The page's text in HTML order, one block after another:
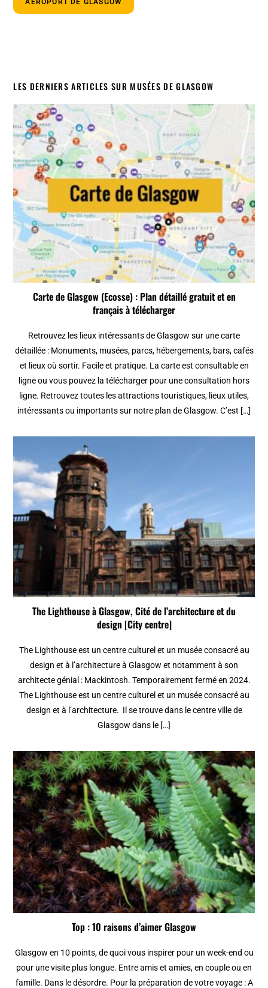
AÉROPORT DE GLASGOW
LES DERNIERS ARTICLES SUR MUSÉES DE GLASGOW
Carte de Glasgow (Ecosse) : Plan détaillé gratuit et en
français à télécharger
Retrouvez les lieux intéressants de Glasgow sur une carte
détaillée : Monuments, musées, parcs, hébergements, bars, cafés
et lieux où sortir. Facile et pratique. La carte est consultable en
ligne ou vous pouvez la télécharger pour une consultation hors
ligne. Retrouvez toutes les attractions touristiques, lieux utiles,
intéressants ou importants sur notre plan de Glasgow. C’est […]
The Lighthouse à Glasgow, Cité de l’architecture et du
design [City centre]
The Lighthouse est un centre culturel et un musée consacré au
design et à l’architecture à Glasgow et notamment à son
architecte génial : Mackintosh. Temporairement fermé en 2024.
The Lighthouse est un centre culturel et un musée consacré au
design et à l’architecture. Il se trouve dans le centre ville de
Glasgow dans le […]
Top : 10 raisons d’aimer Glasgow
Glasgow en 10 points, de quoi vous inspirer pour un week-end ou
pour une visite plus longue. Entre amis et amies, en couple ou en
famille. Dans le désordre. Pour la préparation de votre voyage : A